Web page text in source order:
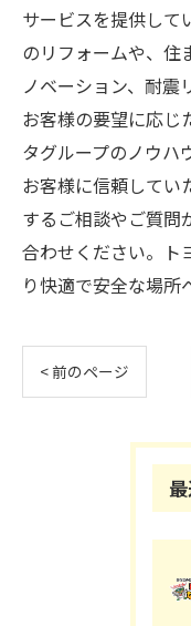
サービスを提供して
のリフォームや、住
ノベーション、耐震
お客様の要望に応じ
タグループのノウハ
お客様に信頼してい
するご相談やご質問
合わせください。ト
り快適で安全な場所
< 前のページ